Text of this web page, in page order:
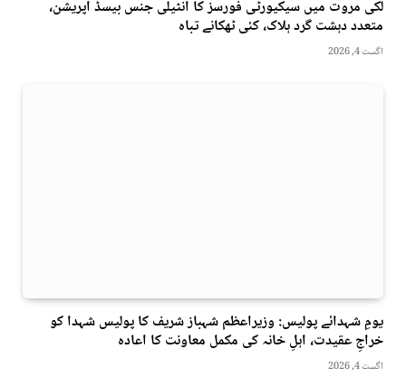
لکی مروت میں سیکیورٹی فورسز کا انٹیلی جنس بیسڈ آپریشن،
متعدد دہشت گرد ہلاک، کئی ٹھکانے تباہ
اگست 4, 2026
یومِ شہدائے پولیس: وزیراعظم شہباز شریف کا پولیس شہدا کو
خراجِ عقیدت، اہلِ خانہ کی مکمل معاونت کا اعادہ
اگست 4, 2026